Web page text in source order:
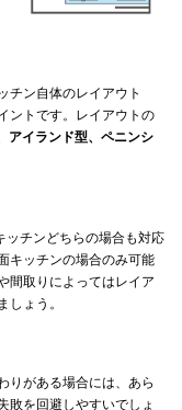
チン自体のレイアウト
ントです。レイアウトの
アイランド型、ペニンシ
チンどちらの場合も対応
キッチンの場合のみ可能
間取りによってはレイア
しょう。
りがある場合には、あら
敗を回避しやすいでしょ